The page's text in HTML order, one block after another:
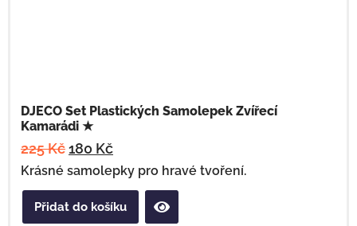
DJECO Set Plastických Samolepek Zvířecí
Kamarádi ★
225Kč180 Kč
Krásné samolepky pro hravé tvoření.
Přidat do košíku